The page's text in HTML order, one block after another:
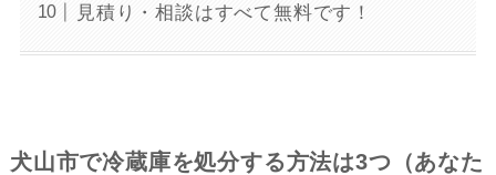
見積り・相談はすべて無料です！
犬山市で冷蔵庫を処分する方法は3つ（あなた